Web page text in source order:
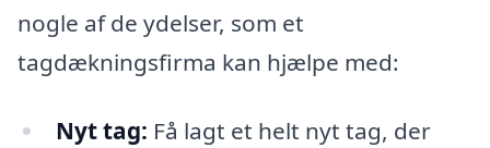
nogle af de ydelser, som et
tagdækningsfirma kan hjælpe med:
Nyt tag: Få lagt et helt nyt tag, der